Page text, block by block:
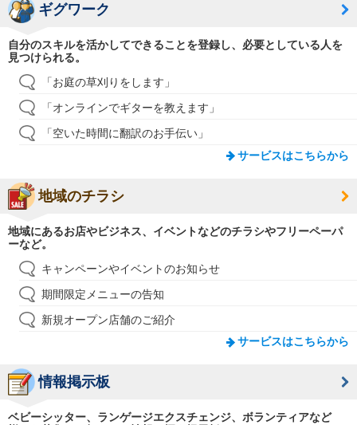
ギグワーク
自分のスキルを活かしてできることを登録し、必要としている人を
見つけられる。
「お庭の草刈りをします」
「オンラインでギターを教えます」
「空いた時間に翻訳のお手伝い」
サービスはこちらから
地域のチラシ
地域にあるお店やビジネス、イベントなどのチラシやフリーペーパ
ーなど。
キャンペーンやイベントのお知らせ
期間限定メニューの告知
新規オープン店舗のご紹介
サービスはこちらから
情報掲示板
ベビーシッター、ランゲージエクスチェンジ、ボランティアなど